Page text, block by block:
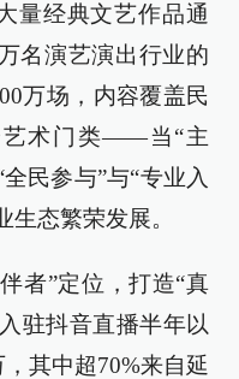
量经典文艺作品通
名演艺演出行业的
万场，内容覆盖民
艺术门类——当“主
民参与”与“专业入
态繁荣发展。
者”定位，打造“真
驻抖音直播半年以
其中超70%来自延